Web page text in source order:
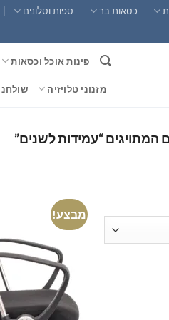
כסאות בר ספות וסלונים
פינות אוכל וכסאות
מזנוני טלויזיה
המתויגים “עמידות לשנים”
מבצע!